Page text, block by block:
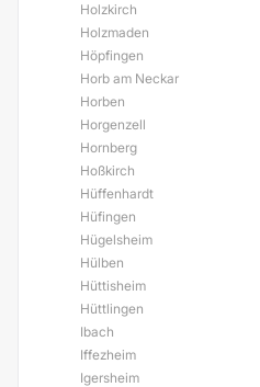
Holzkirch
Holzmaden
Höpfingen
Horb am Neckar
Horben
Horgenzell
Hornberg
Hoßkirch
Hüffenhardt
Hüfingen
Hügelsheim
Hülben
Hüttisheim
Hüttlingen
Ibach
Iffezheim
Igersheim